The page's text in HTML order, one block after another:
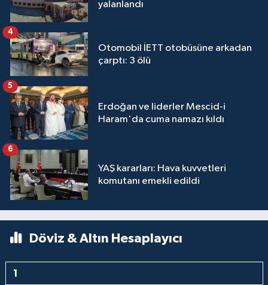
yalanlandı
Otomobil İETT otobüsüne arkadan
çarptı: 3 ölü
4
Erdoğan ve liderler Mescid-i
Haram'da cuma namazı kıldı
5
YAŞ kararları: Hava kuvvetleri
komutanı emekli edildi
6
Döviz & Altın Hesaplayıcı